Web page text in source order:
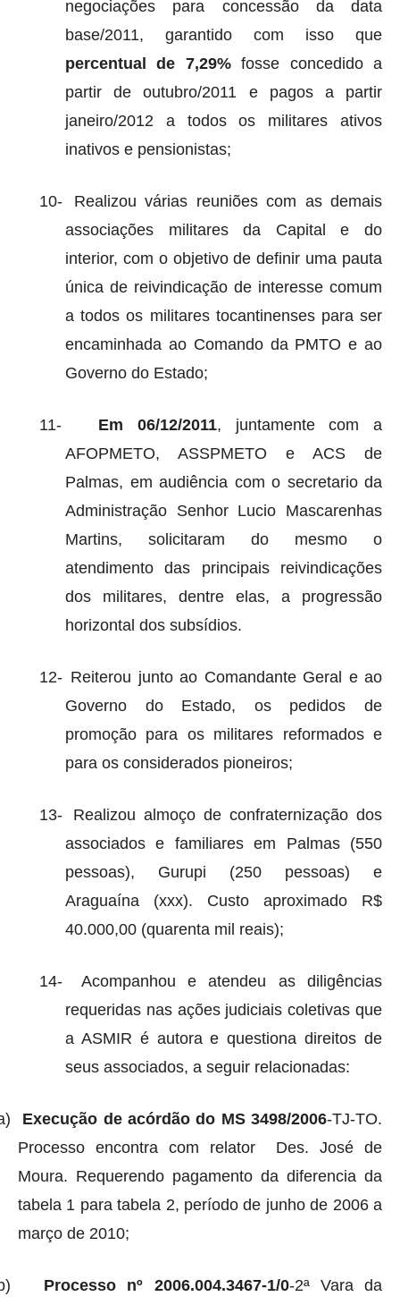
negociações para concessão da data
base/2011, garantido com isso que
percentual de 7,29%fosse concedido a
partir de outubro/2011 e pagos a partir
janeiro/2012 a todos os militares ativos
inativos e pensionistas;
10-
Realizou várias reuniões com as demais
associações militares da Capital e do
interior, com o objetivo de definir uma pauta
única de reivindicação de interesse comum
a todos os militares tocantinenses para ser
encaminhada ao Comando da PMTO e ao
Governo do Estado;
11- Em 06/12/2011, juntamente com a
AFOPMETO, ASSPMETO e ACS de
Palmas, em audiência com o secretario da
Administração Senhor Lucio Mascarenhas
Martins, solicitaram do mesmo o
atendimento das principais reivindicações
dos militares, dentre elas, a progressão
horizontal dos subsídios.
12- Reiterou junto ao Comandante Geral e ao
Governo do Estado, os pedidos de
promoção para os militares reformados e
para os considerados pioneiros;
13-
Realizou almoço de confraternização dos
associados e familiares em Palmas (550
pessoas), Gurupi (250 pessoas) e
Araguaína (xxx). Custo aproximado R$
40.000,00 (quarenta mil reais);
14-
Acompanhou e atendeu as diligências
requeridas nas ações judiciais coletivas que
a ASMIR é autora e questiona direitos de
seus associados, a seguir relacionadas:
Execução de acórdão do MS 3498/2006-TJ-TO.
Processo encontra com relator
Des. José de
Moura. Requerendo pagamento da diferencia da
tabela 1 para tabela 2, período de junho de 2006 a
março de 2010;
Processo nº 2006.004.3467-1/0-2ª Vara da